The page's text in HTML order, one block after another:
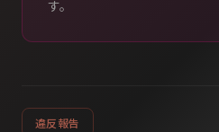
す。
違反報告